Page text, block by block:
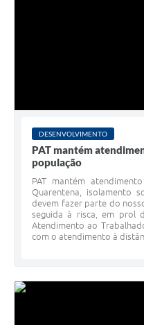
Galeria de Vídeos
Projetos
Links
Telefones Úteis
A Prefeitura
DESENVOLVIMENTO
PAT mantém
população
PAT mantém
Quarentena, isolamento
devem fazer parte do
seguida à risca, em prol
Atendimento ao
com o atendimento à